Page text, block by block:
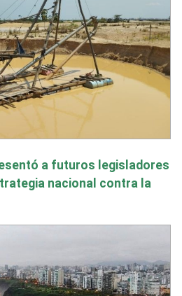
a futuros legisladores
nacional contra la